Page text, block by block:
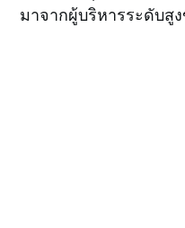
มาจากผู้บริหารระดับสู